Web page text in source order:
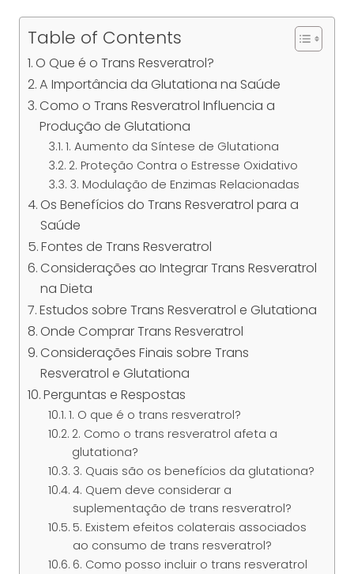
Table of Contents
O Que é o Trans Resveratrol?
A Importância da Glutationa na Saúde
Como o Trans Resveratrol Influencia a
Produção de Glutationa
1. Aumento da Síntese de Glutationa
2. Proteção Contra o Estresse Oxidativo
3. Modulação de Enzimas Relacionadas
Os Benefícios do Trans Resveratrol para a
Saúde
Fontes de Trans Resveratrol
Considerações ao Integrar Trans Resveratrol
na Dieta
Estudos sobre Trans Resveratrol e Glutationa
Onde Comprar Trans Resveratrol
Considerações Finais sobre Trans
Resveratrol e Glutationa
Perguntas e Respostas
1. O que é o trans resveratrol?
2. Como o trans resveratrol afeta a
glutationa?
3. Quais são os benefícios da glutationa?
4. Quem deve considerar a
suplementação de trans resveratrol?
5. Existem efeitos colaterais associados
ao consumo de trans resveratrol?
6. Como posso incluir o trans resveratrol